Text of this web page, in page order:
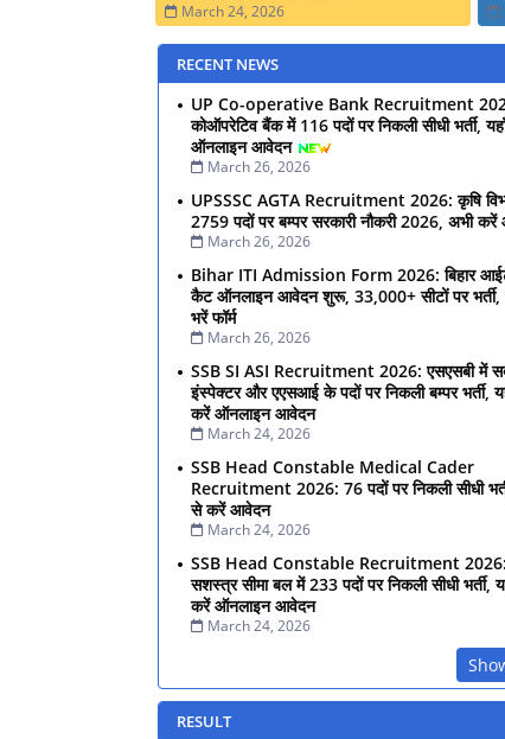
March 24, 2026
RECENT NEWS
UP Co-operative Bank Recruitment
कोऑपरेटिव बैंक में 116 पदों पर निकली सीधी भर्ती,
ऑनलाइन आवेदन
March 26, 2026
UPSSSC AGTA Recruitment 2026: कृषि
2759 पदों पर बम्पर सरकारी नौकरी 2026, अभी
March 26, 2026
Bihar ITI Admission Form 2026: बिहार
कैट ऑनलाइन आवेदन शुरू, 33,000+ सीटों पर भर्ती,
भरें फॉर्म
March 26, 2026
SSB SI ASI Recruitment 2026: एसएसबी में
इंस्पेक्टर और एएसआई के पदों पर निकली बम्पर भर्ती,
करें ऑनलाइन आवेदन
March 24, 2026
SSB Head Constable Medical Cader
Recruitment 2026: 76 पदों पर निकली सीधी
से करें आवेदन
March 24, 2026
SSB Head Constable Recruitment 2026:
सशस्त्र सीमा बल में 233 पदों पर निकली सीधी भर्ती,
करें ऑनलाइन आवेदन
March 24, 2026
RESULT